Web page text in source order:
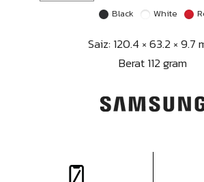
Black White
Saiz: 120.4 × 63.2 × 9.7
Berat 112 gram